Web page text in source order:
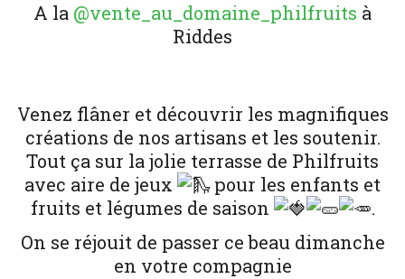
A la @vente_au_domaine_philfruits à
Riddes
Venez flâner et découvrir les magnifiques
créations de nos artisans et les soutenir.
Tout ça sur la jolie terrasse de Philfruits
avec aire de jeux
pour les enfants et
fruits et légumes de saison
.
On se réjouit de passer ce beau dimanche
en votre compagnie